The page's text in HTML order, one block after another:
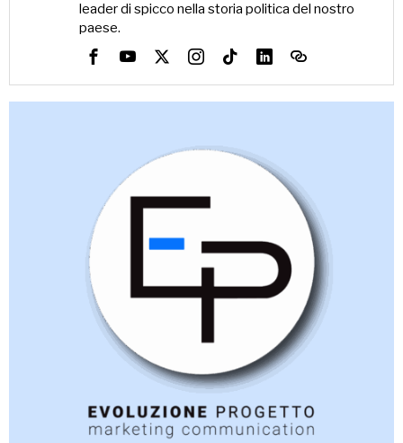
leader di spicco nella storia politica del nostro
paese.